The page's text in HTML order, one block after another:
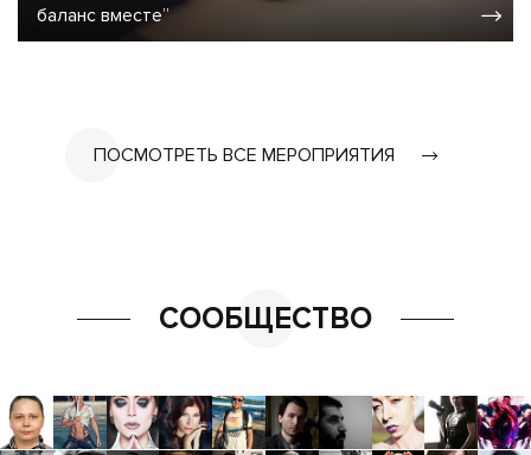
баланс вместе”
ПОСМОТРЕТЬ ВСЕ МЕРОПРИЯТИЯ
СООБЩЕСТВО